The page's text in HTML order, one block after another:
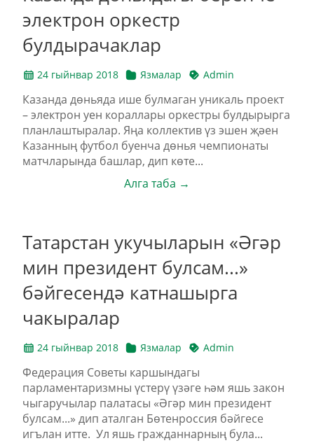
электрон оркестр
булдырачаклар
24 гыйнвар 2018 Язмалар Admin
Казанда дөньяда ише булмаган уникаль проект
– электрон уен кораллары оркестры булдырырга
планлаштыралар. Яңа коллектив үз эшен җәен
Казанның футбол буенча дөнья чемпионаты
матчларында башлар, дип көте...
Алга таба →
Татарстан укучыларын «Әгәр
мин президент булсам...»
бәйгесендә катнашырга
чакыралар
24 гыйнвар 2018 Язмалар Admin
Федерация Советы каршындагы
парламентаризмны үстерү үзәге һәм яшь закон
чыгаручылар палатасы «Әгәр мин президент
булсам...» дип аталган Бөтенроссия бәйгесе
игълан итте. Ул яшь гражданнарның була...